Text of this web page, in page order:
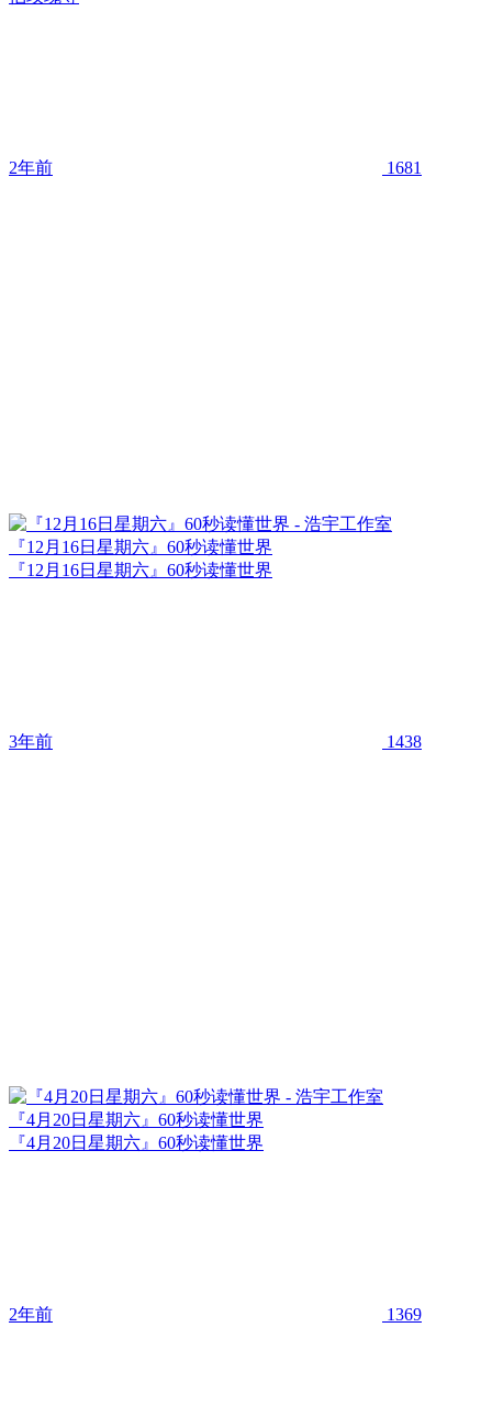
2年前 1681
『12月16日星期六』60秒读懂世界
『12月16日星期六』60秒读懂世界
3年前 1438
『4月20日星期六』60秒读懂世界
『4月20日星期六』60秒读懂世界
2年前 1369